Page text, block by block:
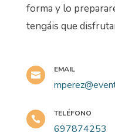
forma y lo
tengáis que

EMAIL

TELÉFONO
697874253